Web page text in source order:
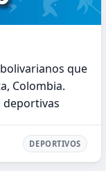
que
Colombia.
deportivas
DEPORTIVOS